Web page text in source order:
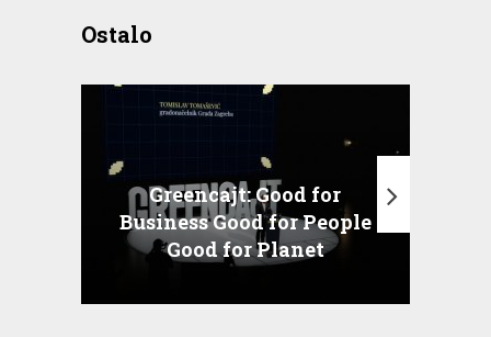
Ostalo
Greencajt: Good for
Business Good for People
Good for Planet